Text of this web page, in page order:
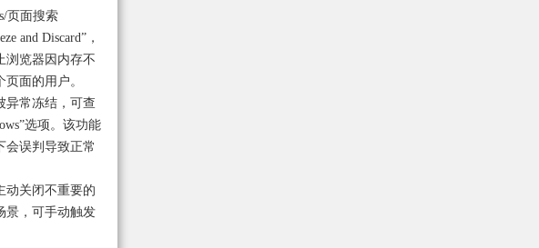
页面搜索
and Discard”，
浏览器因内存不
面的用户。
异常冻结，可查
选项。该功能
会误判导致正常
动关闭不重要的
景，可手动触发